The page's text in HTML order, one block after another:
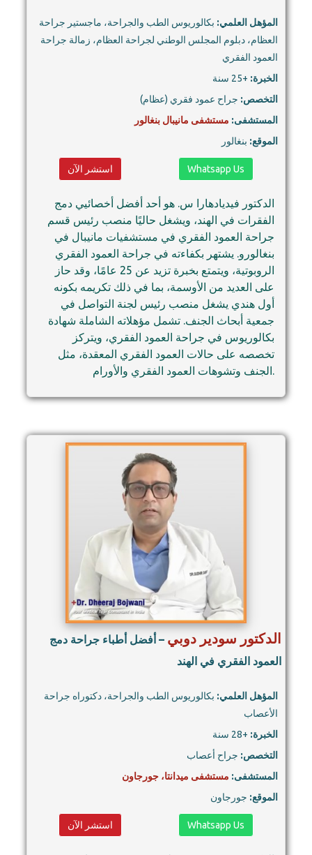
المؤهل العلمي: بكالوريوس الطب والجراحة، ماجستير جراحة
العظام، دبلوم المجلس الوطني لجراحة العظام، زمالة جراحة
العمود الفقري
الخبرة: +25 سنة
التخصص: جراح عمود فقري (عظام)
المستشفى: مستشفى مانيبال بنغالور
الموقع: بنغالور
استشر الآن Whatsapp Us
الدكتور فيديادهارا س. هو أحد أفضل أخصائيي دمج
الفقرات في الهند، ويشغل حاليًا منصب رئيس قسم
جراحة العمود الفقري في مستشفيات مانيبال في
بنغالورو. يشتهر بكفاءته في جراحة العمود الفقري
الروبوتية، ويتمتع بخبرة تزيد عن 25 عامًا، وقد حاز
على العديد من الأوسمة، بما في ذلك تكريمه بكونه
أول هندي يشغل منصب رئيس لجنة التواصل في
جمعية أبحاث الجنف. تشمل مؤهلاته الشاملة شهادة
بكالوريوس في جراحة العمود الفقري، ويتركز
تخصصه على حالات العمود الفقري المعقدة، مثل
الجنف وتشوهات العمود الفقري والأورام.
الدكتور سودير دوبي – أفضل أطباء جراحة دمج
العمود الفقري في الهند
المؤهل العلمي: بكالوريوس الطب والجراحة، دكتوراه جراحة
الأعصاب
الخبرة: +28 سنة
التخصص: جراح أعصاب
المستشفى: مستشفى ميدانتا، جورجاون
الموقع: جورجاون
استشر الآن Whatsapp Us